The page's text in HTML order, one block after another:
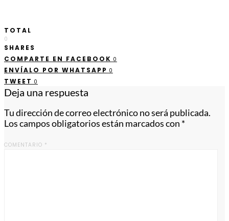
TOTAL
0
SHARES
COMPARTE EN FACEBOOK 0
ENVÍALO POR WHATSAPP 0
TWEET 0
Deja una respuesta
Tu dirección de correo electrónico no será publicada.
Los campos obligatorios están marcados con *
COMENTARIO *